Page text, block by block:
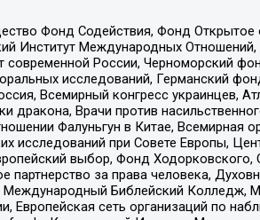
Фонд Содействия, Фонд
Международных Отношений,
России, Черноморский
исследований, Германский
Всемирный конгресс украинцев,
Врачи против
Фалуньгун в Китае, Всемирная
исследований при Совете Европы,
выбор, Фонд
за права человека,
Библейский Колледж,
Европейская сеть организаций по